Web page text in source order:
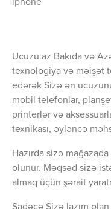
iphone
Ucuzu.az Bakıda və
texnologiya və məişət
edərək Sizə ən
mobil telefonlar,
printerlər və
texnikası, əyləncə
Hazırda sizə
olunur. Məqsəd sizə
almaq üçün şərait